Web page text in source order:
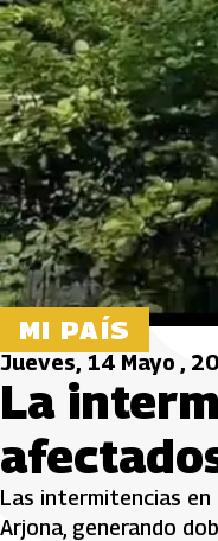
MI PAÍS
Jueves, 14 Mayo ,
La
Las intermitencias
Arjona, generando